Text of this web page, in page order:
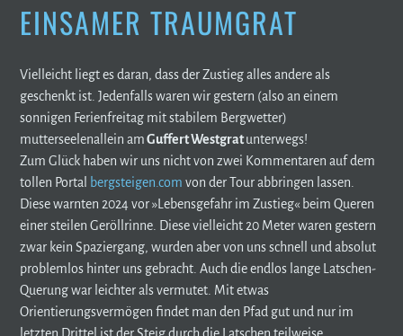
EINSAMER TRAUMGRAT
Vielleicht liegt es daran, dass der Zustieg alles andere als
geschenkt ist. Jedenfalls waren wir gestern (also an einem
sonnigen Ferienfreitag mit stabilem Bergwetter)
mutterseelenallein amGuffert Westgratunterwegs!
Zum Glück haben wir uns nicht von zwei Kommentaren auf dem
tollen Portal bergsteigen.com von der Tour abbringen lassen.
Diese warnten 2024 vor »Lebensgefahr im Zustieg« beim Queren
einer steilen Geröllrinne. Diese vielleicht 20 Meter waren gestern
zwar kein Spaziergang, wurden aber von uns schnell und absolut
problemlos hinter uns gebracht. Auch die endlos lange Latschen-
Querung war leichter als vermutet. Mit etwas
Orientierungsvermögen findet man den Pfad gut und nur im